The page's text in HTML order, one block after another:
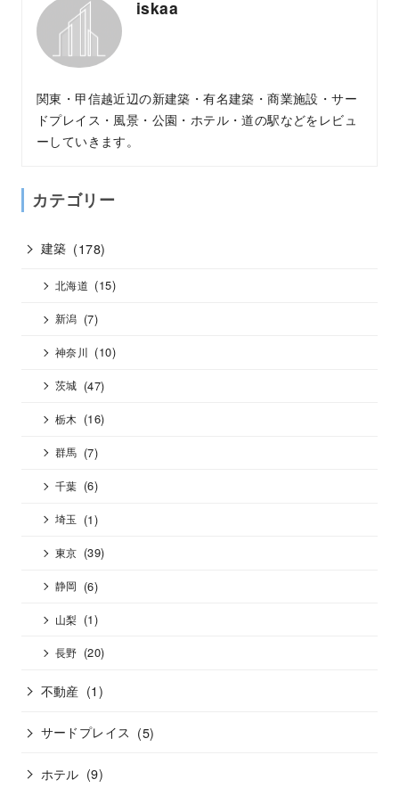
iskaa
関東・甲信越近辺の新建築・有名建築・商業施設・サー
ドプレイス・風景・公園・ホテル・道の駅などをレビュ
ーしていきます。
カテゴリー
建築 (178)
北海道 (15)
新潟 (7)
神奈川 (10)
茨城 (47)
栃木 (16)
群馬 (7)
千葉 (6)
埼玉 (1)
東京 (39)
静岡 (6)
山梨 (1)
長野 (20)
不動産 (1)
サードプレイス (5)
ホテル (9)